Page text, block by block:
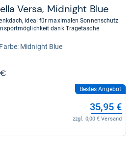
und
Versa, Mid­night Blue
ideal für maximalen Sonnenschutz
dank Tragetasche.
Farbe: Midnight Blue
Bestes Angebot
35,95 €
zzgl. 0,00 € Versand